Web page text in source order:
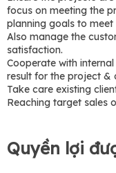
focus on meeting the
planning goals to meet
Also manage the
satisfaction.
Cooperate with
result for the project &
Take care existing
Reaching target sales
Quyền lợi